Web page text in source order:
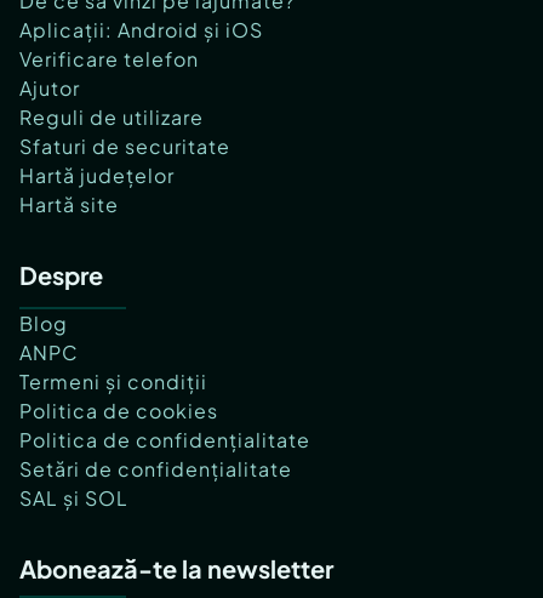
Aplicații: Android și iOS
Verificare telefon
Ajutor
Reguli de utilizare
Sfaturi de securitate
Hartă județelor
Hartă site
Despre
Blog
ANPC
Termeni și condiții
Politica de cookies
Politica de confidențialitate
Setări de confidențialitate
SAL și SOL
Abonează-te la newsletter